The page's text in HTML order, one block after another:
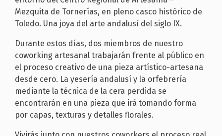
Mezquita de Tornerías, en pleno casco histórico de
Toledo. Una joya del arte andalusí del siglo IX.
Durante estos días, dos miembros de nuestro
coworking artesanal trabajarán frente al público en
el proceso creativo de una pieza artístico-artesana
desde cero. La yesería andalusí y la orfebrería
mediante la técnica de la cera perdida se
encontrarán en una pieza que irá tomando forma
por capas, texturas y detalles florales.